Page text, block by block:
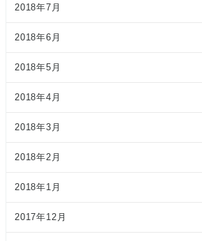
2018年7月
2018年6月
2018年5月
2018年4月
2018年3月
2018年2月
2018年1月
2017年12月